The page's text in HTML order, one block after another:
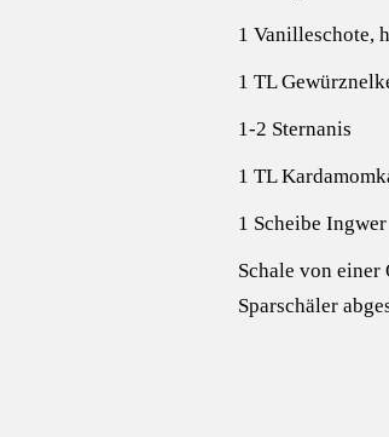
1 Vanilleschote,
1 TL
1-2 Sternanis
1 TL
1 Scheibe Ingwer
Schale von
Sparschäler